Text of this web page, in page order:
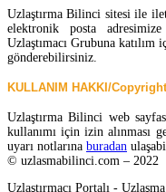
Uzlaştırma Bilinci sitesi ile
elektronik posta
Uzlaştımacı Grubuna
gönderebilirsiniz.
KULLANIM HAKKI/
Uzlaştırma Bilinci web
kullanımı için izin alınması
uyarı notlarına buradan
© uzlasmabilinci.com – 2022
Uzlaştırmacı Portalı -